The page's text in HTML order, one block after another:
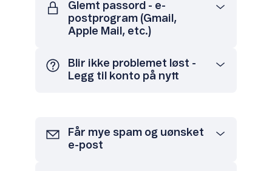
Glemt passord - e-
postprogram (Gmail,
Apple Mail, etc.)
Blir ikke problemet løst -
Legg til konto på nytt
Får mye spam og uønsket
e-post